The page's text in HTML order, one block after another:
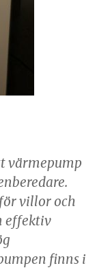
värmepump
villor och
effektiv
finns i